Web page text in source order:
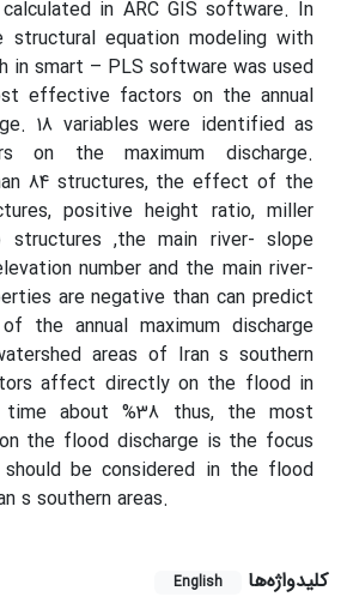
in ARC GIS software. In
structural equation modeling with
in smart – PLS software was used
effective factors on the annual
18 variables were identified as
on the maximum discharge.
84 structures, the effect of the
positive height ratio, miller
structures ,the main river- slope
number and the main river-
are negative than can predict
the annual maximum discharge
areas of Iran s southern
affect directly on the flood in
about %38 thus, the most
the flood discharge is the focus
be considered in the flood
s southern areas.
کلیدواژه‌ها English